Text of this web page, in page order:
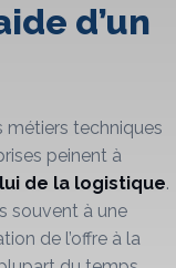
d’un
métiers techniques
peinent à
de la logistique.
souvent à une
de l’offre à la